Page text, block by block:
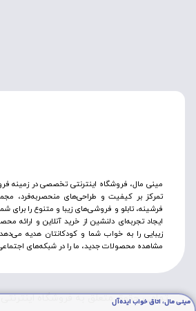
مینی مال، فروشگاه اینترنتی تخصصی در زمینه
تمرکز بر کیفیت و طراحی‌های منحصربه‌فرد،
فرشینه، تابلو و فروشی‌های زیبا و متنوع را برای
ایجاد تجربه‌ای دلنشین از خرید آنلاین و ارائه
زیبایی را به خواب شما و کودکانتان هدیه
مشاهده محصولات جدید، ما را در شبکه‌های
تمامی حقوق متعلق به فروشگاه
مینی مال، اتاق خواب ایده‌آل